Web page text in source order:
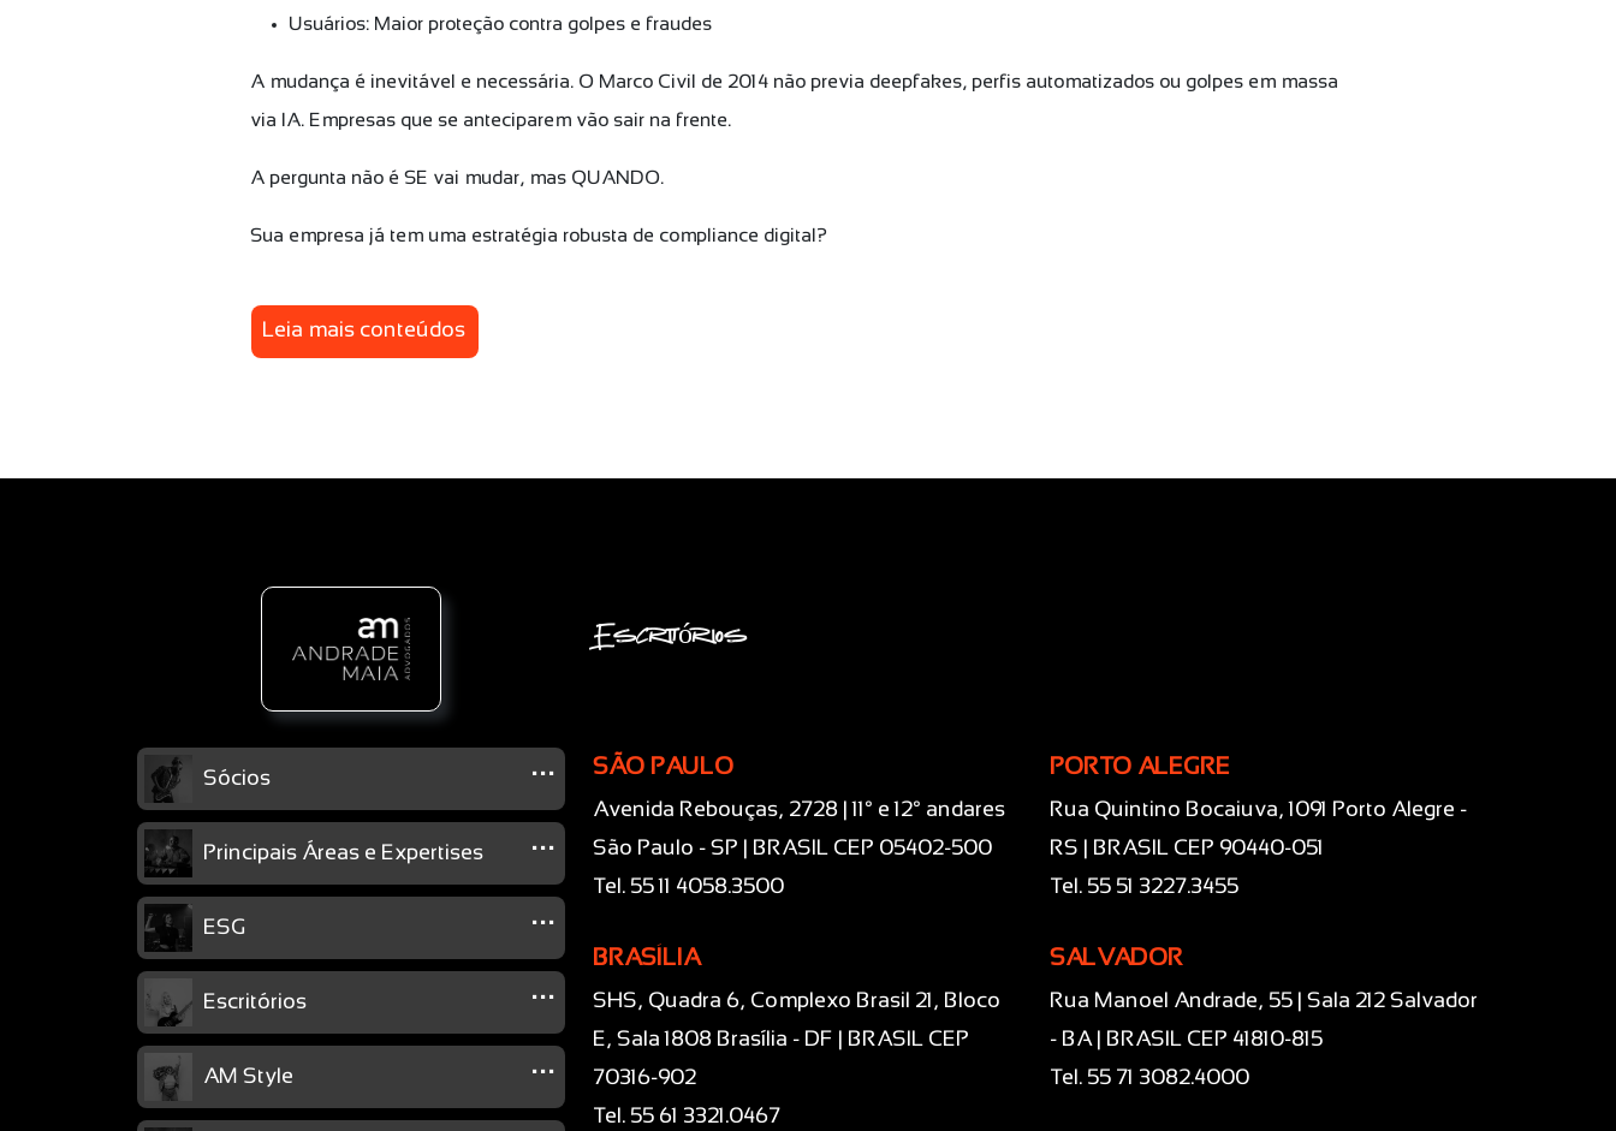
Usuários: Maior proteção contra golpes e fraudes
A mudança é inevitável e necessária. O Marco Civil de 2014 não previa deepfakes, perfis automatizados ou golpes em massa
via IA. Empresas que se anteciparem vão sair na frente.
A pergunta não é SE vai mudar, mas QUANDO.
Sua empresa já tem uma estratégia robusta de compliance digital?
Leia mais conteúdos
Sócios ...
Principais Áreas e Expertises ...
ESG ...
Escritórios ...
AM Style
...
Escritórios
SÃO PAULO
Avenida Rebouças, 2728 | 11° e 12° andares
São Paulo - SP | BRASIL CEP 05402-500
Tel. 55 11 4058.3500
PORTO ALEGRE
Rua Quintino Bocaiuva, 1091 Porto Alegre -
RS | BRASIL CEP 90440-051
Tel. 55 51 3227.3455
BRASÍLIA
SHS, Quadra 6, Complexo Brasil 21, Bloco
E, Sala 1808 Brasília - DF | BRASIL CEP
70316-902
Tel. 55 61 3321.0467
SALVADOR
Rua Manoel Andrade, 55 | Sala 212 Salvador
- BA | BRASIL CEP 41810-815
Tel. 55 71 3082.4000